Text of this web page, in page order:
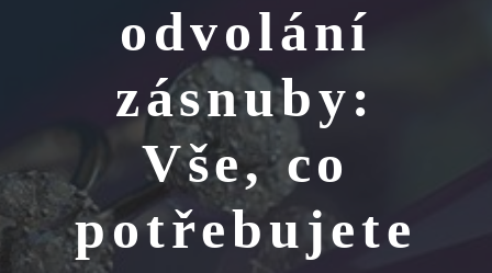
odvolání
zásnuby:
Vše, co
potřebujete